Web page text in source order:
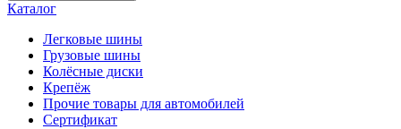
Каталог
Легковые шины
Грузовые шины
Колёсные диски
Крепёж
Прочие товары для автомобилей
Сертификат